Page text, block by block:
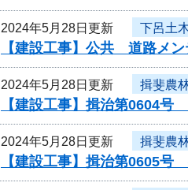
2024年5月28日更新 下呂土
【建設工事】公共 道路メ
2024年5月28日更新 揖斐農
【建設工事】揖治第0604
2024年5月28日更新 揖斐農
【建設工事】揖治第0605